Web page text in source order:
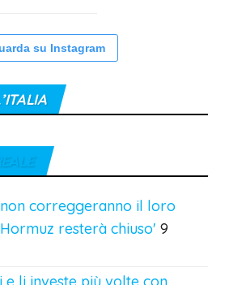
su Instagram
non correggeranno il loro
resterà chiuso' 9